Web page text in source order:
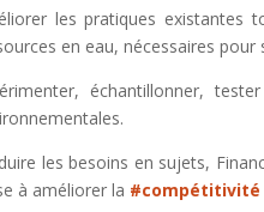
les pratiques existantes
en eau, nécessaires
échantillonner,
les besoins en sujets,
à améliorer la #compétitivité